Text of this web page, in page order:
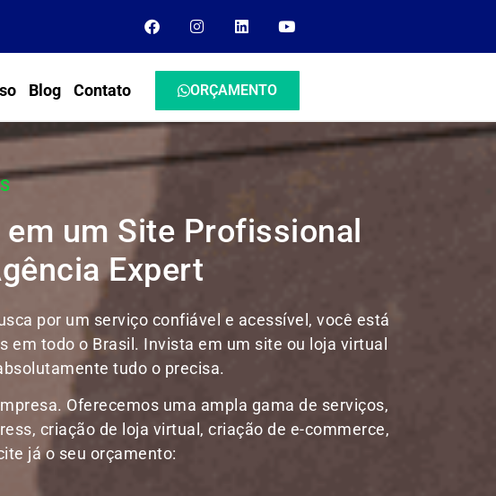
Blog Contato ORÇAMENTO
um Site Profissional
Expert
por um serviço confiável e acessível, você está
em todo o Brasil. Invista em um site ou loja virtual
tudo o precisa.
Oferecemos uma ampla gama de serviços,
criação de loja virtual, criação de e-commerce,
já o seu orçamento: